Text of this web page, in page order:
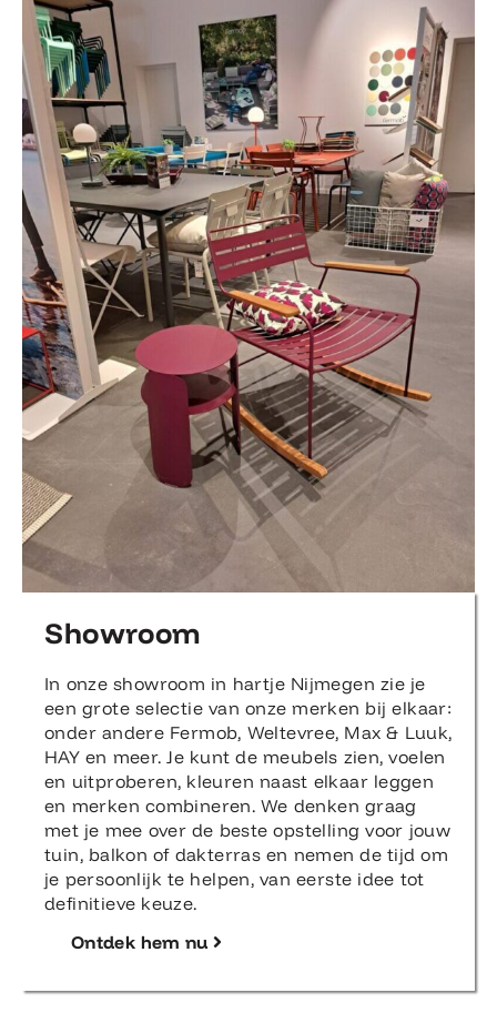
Showroom
In onze showroom in hartje Nijmegen zie je
een grote selectie van onze merken bij elkaar:
onder andere Fermob, Weltevree, Max & Luuk,
HAY en meer. Je kunt de meubels zien, voelen
en uitproberen, kleuren naast elkaar leggen
en merken combineren. We denken graag
met je mee over de beste opstelling voor jouw
tuin, balkon of dakterras en nemen de tijd om
je persoonlijk te helpen, van eerste idee tot
definitieve keuze.
Ontdek hem nu